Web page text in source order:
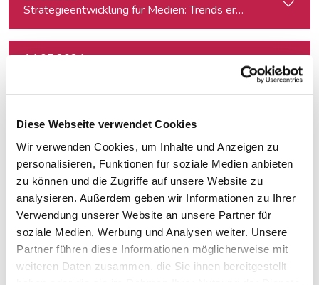
Diese Webseite verwendet Cookies
Wir verwenden Cookies, um Inhalte und Anzeigen zu
personalisieren, Funktionen für soziale Medien anbieten
zu können und die Zugriffe auf unsere Website zu
analysieren. Außerdem geben wir Informationen zu Ihrer
Verwendung unserer Website an unsere Partner für
soziale Medien, Werbung und Analysen weiter. Unsere
Partner führen diese Informationen möglicherweise mit
weiteren Daten zusammen, die Sie ihnen bereitgestellt
Strategieentwicklung für Medien: Trends erkennen &
14.05.2024
15.05.2024
23.05.2024
Journalistische Produktentwicklung
04.06.2024
Investigativer Journalismus